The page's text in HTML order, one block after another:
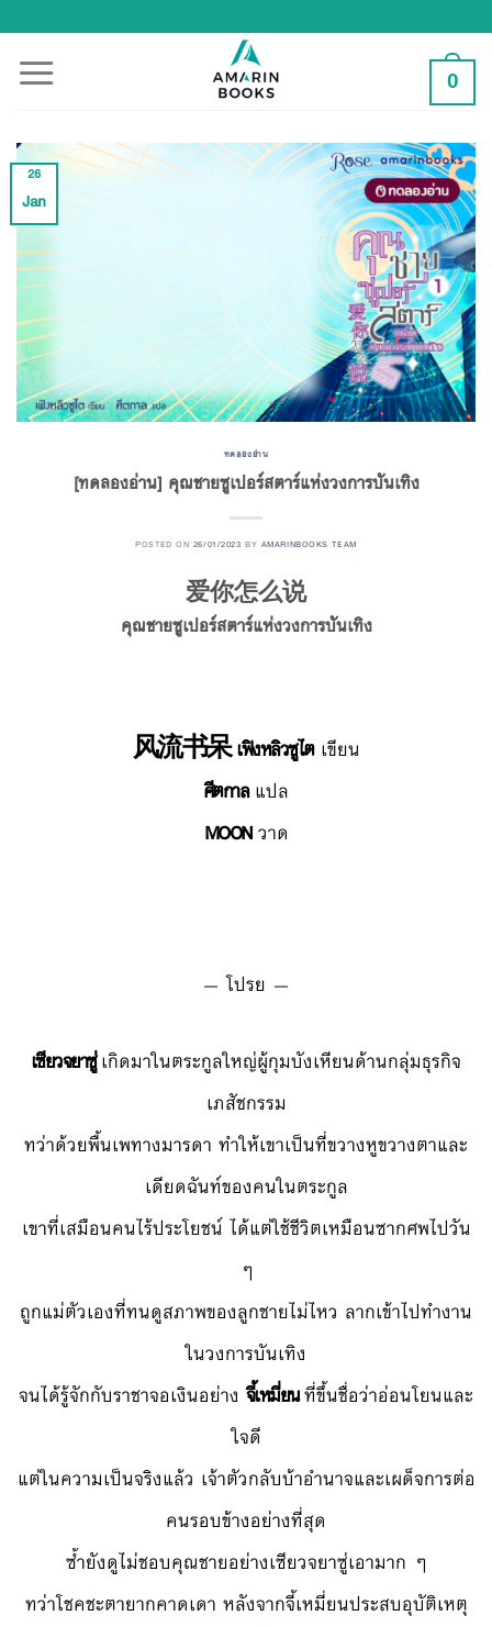
to
content
0
26
Jan
ทดลองอ่าน
[ทดลองอ่าน] คุณชายซูเปอร์สตาร์แห่งวงการบันเทิง
POSTED ON 26/01/2023 BY AMARINBOOKS TEAM
爱你怎么说
คุณชายซูเปอร์สตาร์แห่งวงการบันเทิง
风流书呆 เฟิงหลิวซูไตเขียน
ศีตกาลแปล
MOONวาด
— โปรย —
เซียวจยาซู่เกิดมาในตระกูลใหญ่ผู้กุมบังเหียนด้านกลุ่มธุรกิจ
เภสัชกรรม
ทว่าด้วยพื้นเพทางมารดา ทำให้เขาเป็นที่ขวางหูขวางตาและ
เดียดฉันท์ของคนในตระกูล
เขาที่เสมือนคนไร้ประโยชน์ ได้แต่ใช้ชีวิตเหมือนซากศพไปวัน
ๆ
ถูกแม่ตัวเองที่ทนดูสภาพของลูกชายไม่ไหว ลากเข้าไปทำงาน
ในวงการบันเทิง
จนได้รู้จักกับราชาจอเงินอย่างจี้เหมี่ยนที่ขึ้นชื่อว่าอ่อนโยนและ
ใจดี
แต่ในความเป็นจริงแล้ว เจ้าตัวกลับบ้าอำนาจและเผด็จการต่อ
คนรอบข้างอย่างที่สุด
ซ้ำยังดูไม่ชอบคุณชายอย่างเซียวจยาซู่เอามาก ๆ
ทว่าโชคชะตายากคาดเดา หลังจากจี้เหมี่ยนประสบอุบัติเหตุ